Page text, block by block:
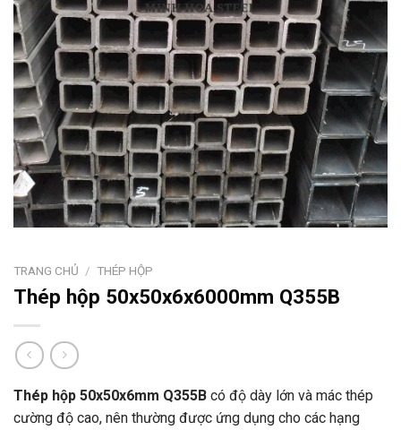
TRANG CHỦ / THÉP HỘP
Thép hộp 50x50x6x6000mm Q355B
Thép hộp 50x50x6mm Q355B có độ dày lớn và mác thép
cường độ cao, nên thường được ứng dụng cho các hạng